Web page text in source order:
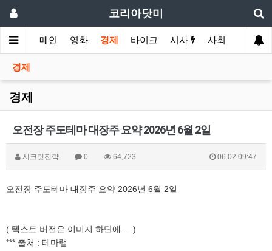
코리아닷미
메인 영화 경제 바이크 시사 사회 스포츠
경제
경제
오전장 주도테마 대장주 요약 2026년 6월 2일
시크릿전략 0 64,723 06.02 09:47
오전장 주도테마 대장주 요약 2026년 6월 2일
( 텍스트 버전은 이미지 하단에 ... )
*** 출처 : 테마랩